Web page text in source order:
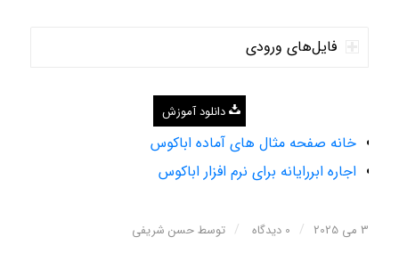
فایل‌های ورودی
دانلود آموزش
خانه صفحه مثال های آماده اباکوس
اجاره ابررایانه برای نرم افزار اباکوس
3 می 2025 / 0 دیدگاه / توسطحسن شریفی